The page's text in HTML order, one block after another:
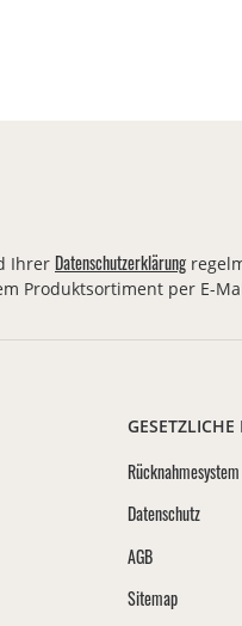
Ihrer Datenschutzerklärung
Produktsortiment per E-
Datenschutz
AGB
Sitemap